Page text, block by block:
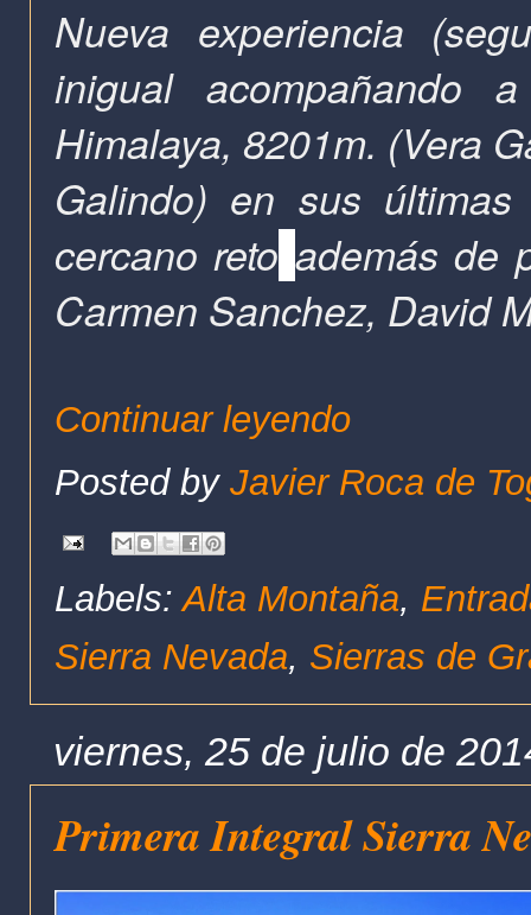
Nueva experiencia
inigual acompañando
Himalaya, 8201m. (Vera
Galindo) en sus
cercano reto además de
Carmen Sanchez, David
Continuar leyendo
Posted by Javier Roca de
Labels:Alta Montaña,
Sierra Nevada, Sierras de
viernes, 25 de julio de
Primera Integral Sierra